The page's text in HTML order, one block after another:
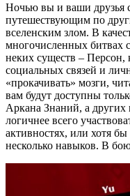
Ночью вы и ваши друзья
путешествующим по
вселенским злом. В
многочисленных битвах
неких существ – Персон,
социальных связей и
«прокачивать» мозги,
вам будут доступны
Аркана Знаний, а других
логичнее всего
активностях, или хотя
несколько навыков. В